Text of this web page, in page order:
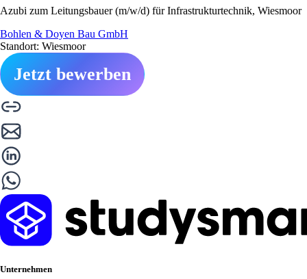
Azubi zum Leitungsbauer (m/w/d) für Infrastrukturtechnik, Wiesmoor
Bohlen & Doyen Bau GmbH
Standort: Wiesmoor
Jetzt bewerben
Unternehmen